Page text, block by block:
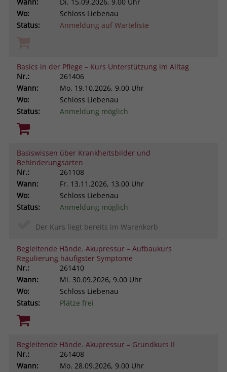
Wo:
Schloss Liebenau
Status:
Anmeldung auf Warteliste
Basics in der Pflege – Kurs Unterstützung im Alltag
Nr.:
261406
Wann:
Mo. 19.10.2026, 9.00 Uhr
Wo:
Schloss Liebenau
Status:
Anmeldung möglich
Basiswissen über Krankheitsbilder und
Behinderungsarten
Nr.:
261108
Wann:
Fr. 13.11.2026, 13.00 Uhr
Wo:
Schloss Liebenau
Status:
Anmeldung möglich
Der Kurs liegt bereits im Warenkorb
Begleitende Hände. Akupressur – Aufbaukurs
Regulierung häufigster Symptome
Nr.:
261410
Wann:
Mi. 30.09.2026, 9.00 Uhr
Wo:
Schloss Liebenau
Status:
Plätze frei
Begleitende Hände. Akupressur – Grundkurs II
Nr.:
261408
Wann:
Mo. 28.09.2026, 9.00 Uhr
Name PHPSESSID
Laufzeit Session
Zweck
Behält die Zustände des Benutzers bei
allen Seitenanfragen bei.
Browsers und die Einstellungen
exklusiv für diese Website zu speichern.
Dadurch wird gewährleistet, dass
werden, mit derselben
Benutzerkennung verknüpft werden.
Name _clsk
Anbieter
Laufzeit 1 Jahr
Zweck
Microsoft Clarity setzt dieses Cookie,
um die Seitenaufrufe eines Benutzers
zu speichern und in einer einzigen
Sitzungsaufzeichnung